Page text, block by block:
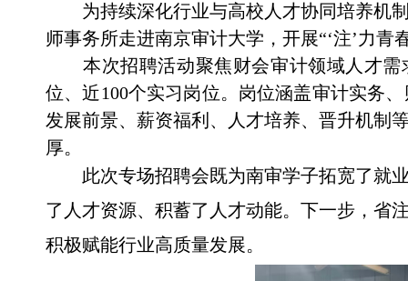
为持续深化行业与高校人才协同培养机
师事务所走进南京审计大学，开展“‘注’力青
本次招聘活动聚焦财会审计领域人才
位、近100个实习岗位。岗位涵盖审计实务
发展前景、薪资福利、人才培养、晋升机制
厚。
此次专场招聘会既为南审学子拓宽了就
了人才资源、积蓄了人才动能。下一步，省
积极赋能行业高质量发展。